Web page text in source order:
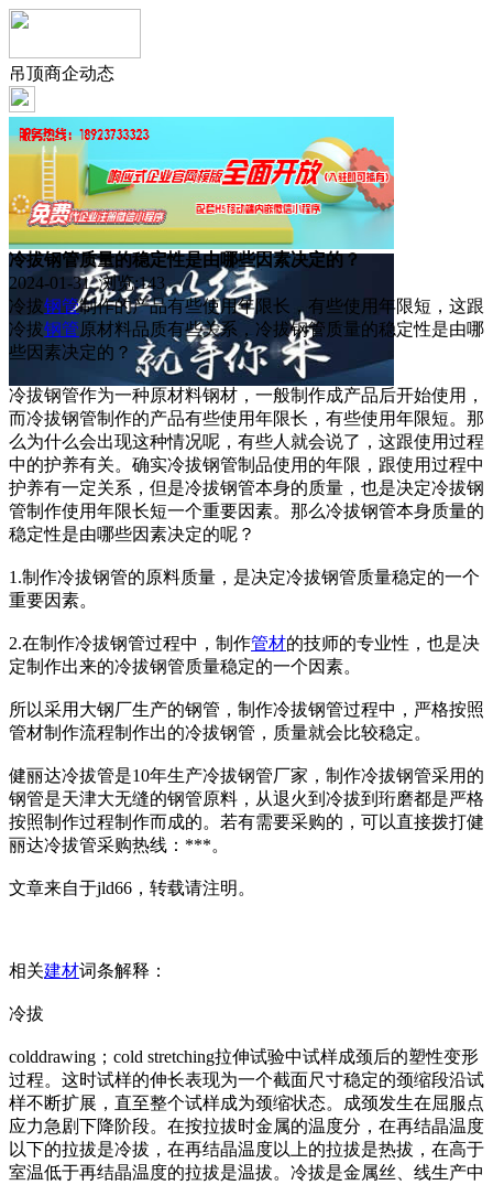
吊顶商企动态
冷拔钢管质量的稳定性是由哪些因素决定的？
2024-01-31 浏览:143
冷拔钢管制作的产品有些使用年限长，有些使用年限短，这跟
冷拔钢管原材料品质有些关系，冷拔钢管质量的稳定性是由哪
些因素决定的？
冷拔钢管作为一种原材料钢材，一般制作成产品后开始使用，
而冷拔钢管制作的产品有些使用年限长，有些使用年限短。那
么为什么会出现这种情况呢，有些人就会说了，这跟使用过程
中的护养有关。确实冷拔钢管制品使用的年限，跟使用过程中
护养有一定关系，但是冷拔钢管本身的质量，也是决定冷拔钢
管制作使用年限长短一个重要因素。那么冷拔钢管本身质量的
稳定性是由哪些因素决定的呢？
1.制作冷拔钢管的原料质量，是决定冷拔钢管质量稳定的一个
重要因素。
2.在制作冷拔钢管过程中，制作管材的技师的专业性，也是决
定制作出来的冷拔钢管质量稳定的一个因素。
所以采用大钢厂生产的钢管，制作冷拔钢管过程中，严格按照
管材制作流程制作出的冷拔钢管，质量就会比较稳定。
健丽达冷拔管是10年生产冷拔钢管厂家，制作冷拔钢管采用的
钢管是天津大无缝的钢管原料，从退火到冷拔到珩磨都是严格
按照制作过程制作而成的。若有需要采购的，可以直接拨打健
丽达冷拔管采购热线：***。
文章来自于jld66，转载请注明。
相关建材词条解释：
冷拔
colddrawing；cold stretching拉伸试验中试样成颈后的塑性变形
过程。这时试样的伸长表现为一个截面尺寸稳定的颈缩段沿试
样不断扩展，直至整个试样成为颈缩状态。成颈发生在屈服点
应力急剧下降阶段。在按拉拔时金属的温度分，在再结晶温度
以下的拉拔是冷拔，在再结晶温度以上的拉拔是热拔，在高于
室温低于再结晶温度的拉拔是温拔。冷拔是金属丝、线生产中